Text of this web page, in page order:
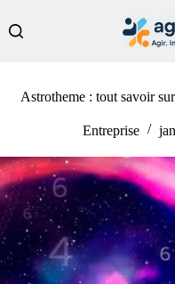
au
contenu
Astrotheme : tout savoir
Entreprise